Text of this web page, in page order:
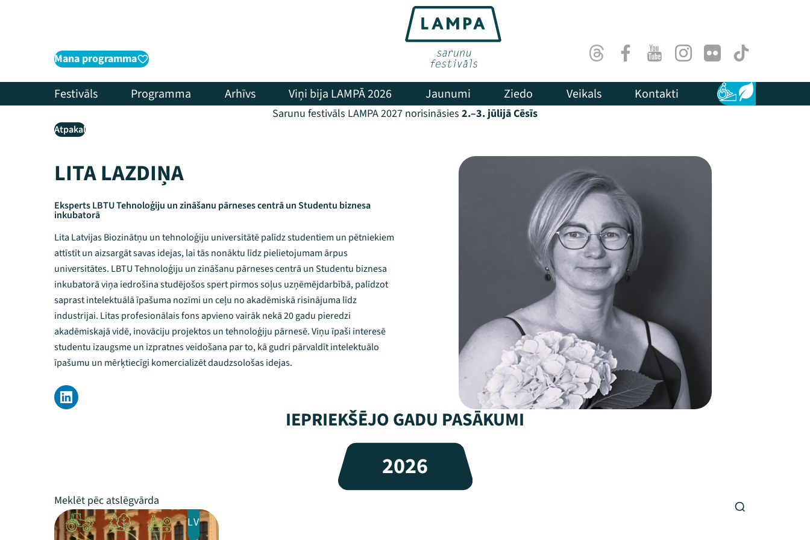
Mana programma ThreadsFacebookYoutubeInstagram
Flick TikTok
Festivāls Programma Arhīvs Viņi bija LAMPĀ 2026 Jaunumi Ziedo Veikals Kontakti Pieejamība
Ilgtspēja
Sarunu festivāls LAMPA 2027 norisināsies 2.–3. jūlijā Cēsīs
Atpakaļ
LITA LAZDIŅA
Eksperts LBTU Tehnoloģiju un zināšanu pārneses centrā un Studentu biznesa
inkubatorā
Lita Latvijas Biozinātņu un tehnoloģiju universitātē palīdz studentiem un pētniekiem
attīstīt un aizsargāt savas idejas, lai tās nonāktu līdz pielietojumam ārpus
universitātes. LBTU Tehnoloģiju un zināšanu pārneses centrā un Studentu biznesa
inkubatorā viņa iedrošina studējošos spert pirmos soļus uzņēmējdarbībā, palīdzot
saprast intelektuālā īpašuma nozīmi un ceļu no akadēmiskā risinājuma līdz
industrijai. Litas profesionālais fons apvieno vairāk nekā 20 gadu pieredzi
akadēmiskajā vidē, inovāciju projektos un tehnoloģiju pārnesē. Viņu īpaši interesē
studentu izaugsme un izpratnes veidošana par to, kā gudri pārvaldīt intelektuālo
īpašumu un mērķtiecīgi komercializēt daudzsološas idejas.
IEPRIEKŠĒJO GADU PASĀKUMI
2026
LV